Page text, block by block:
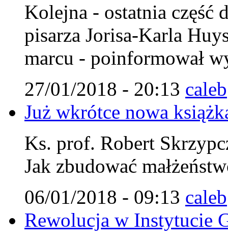
Kolejna - ostatnia część
pisarza Jorisa-Karla
marcu - poinformował
27/01/2018 - 20:13 caleb
Już wkrótce nowa
Ks. prof. Robert
Jak zbudować
06/01/2018 - 09:13 caleb
Rewolucja w Instytucie